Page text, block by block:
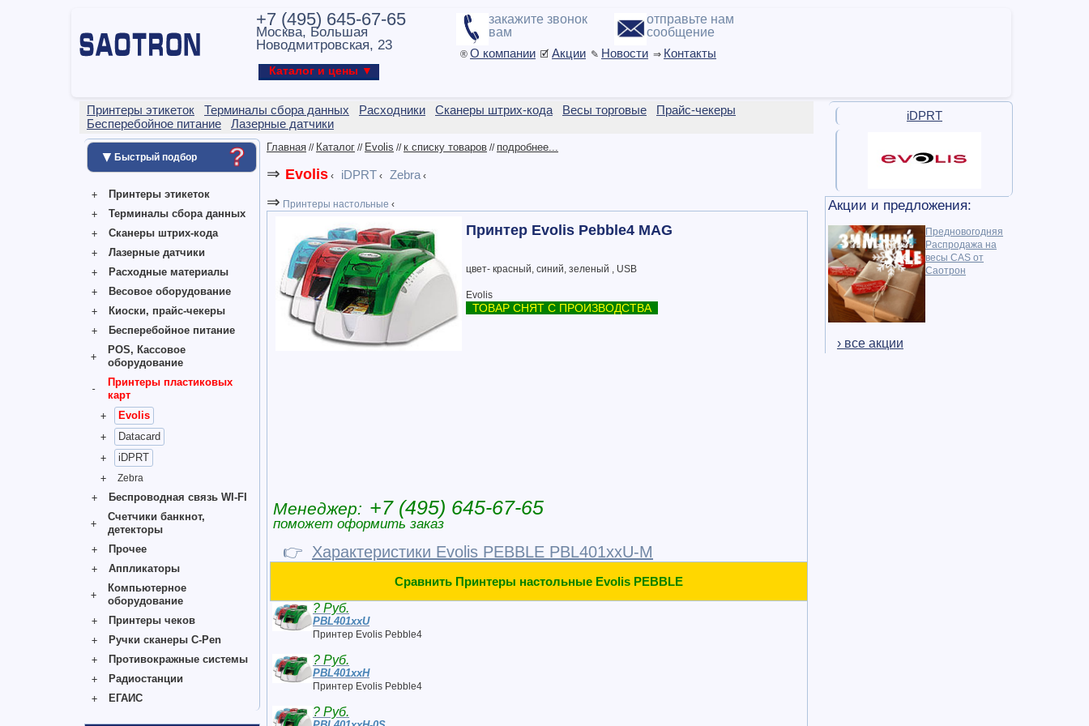
+7 (495) 645-67-65
Москва, Большая
Новодмитровская, 23
Каталог и цены ▼
закажите звонок
вам
отправьте нам
сообщение
® О компании 🗹 Акции ✎ Новости ⇒ Контакты
iDPRT
Акции и предложения:
Предновогодняя
Распродажа на
весы CAS от
Саотрон
› все акции
Принтеры этикеток Терминалы сбора данных Расходники Сканеры штрих-кода Весы торговые
Прайс-чекеры
Бесперебойное питание
Лазерные датчики
▼ Быстрый подбор ?
Принтеры этикеток
Терминалы сбора данных
Сканеры штрих-кода
Лазерные датчики
Расходные материалы
Весовое оборудование
Киоски, прайс-чекеры
Бесперебойное питание
POS, Кассовое
оборудование
Принтеры пластиковых
карт
Evolis
Datacard
iDPRT
Zebra
Беспроводная связь WI-FI
Счетчики банкнот,
детекторы
Прочее
Аппликаторы
Компьютерное
оборудование
Принтеры чеков
Ручки сканеры C-Pen
Противокражные системы
Радиостанции
ЕГАИС
Главная // Каталог // Evolis //к списку товаров // подробнее...
⇒ Evolis ‹ iDPRT ‹ Zebra‹
⇒ Принтеры настольные ‹
Принтер Evolis Pebble4 MAG
цвет- красный, синий, зеленый , USB
Evolis
ТОВАР СНЯТ С ПРОИЗВОДСТВА
Менеджер: +7 (495) 645-67-65
поможет оформить заказ
👉 Характеристики Evolis PEBBLE PBL401xxU-M
Сравнить Принтеры настольные Evolis PEBBLE
? Руб.
PBL401xxU
Принтер Evolis Pebble4
? Руб.
PBL401xxH
Принтер Evolis Pebble4
? Руб.